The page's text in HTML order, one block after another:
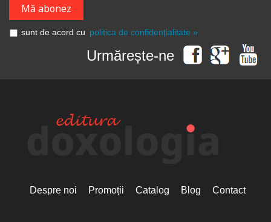
sunt de acord cu politica de confidențialitate »
Urmărește-ne
Despre noi Promoții Catalog Blog Contact